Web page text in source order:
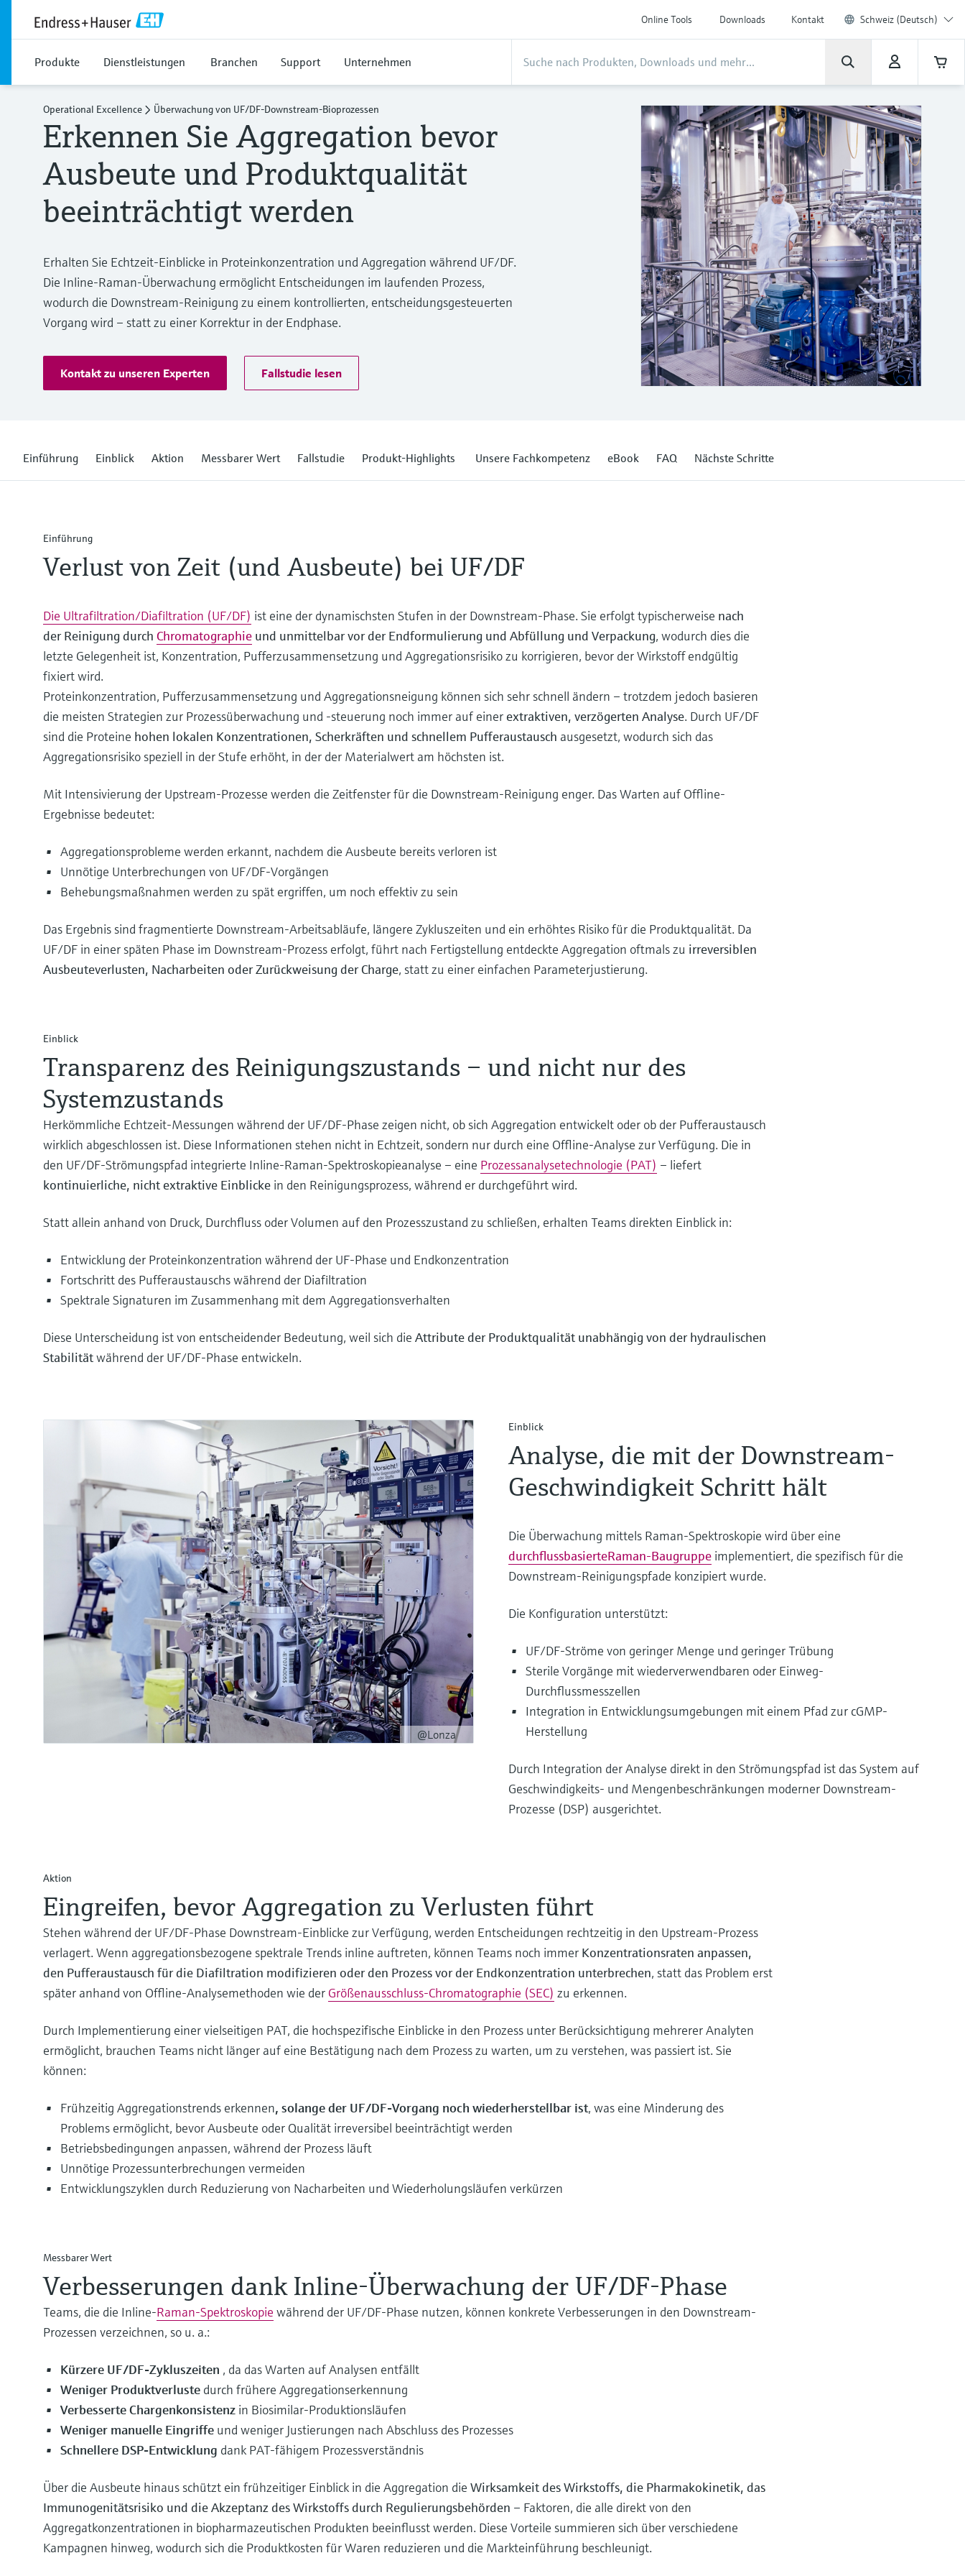
Online Tools Downloads Kontakt Schweiz (Deutsch)
Produkte Dienstleistungen Branchen Support Unternehmen
Operational Excellence Überwachung von UF/DF-Downstream-Bioprozessen
Erkennen Sie Aggregation bevor
Ausbeute und Produktqualität
beeinträchtigt werden
Erhalten Sie Echtzeit-Einblicke in Proteinkonzentration und Aggregation während UF/DF.
Die Inline-Raman-Überwachung ermöglicht Entscheidungen im laufenden Prozess,
wodurch die Downstream-Reinigung zu einem kontrollierten, entscheidungsgesteuerten
Vorgang wird – statt zu einer Korrektur in der Endphase.
Kontakt zu unseren Experten Fallstudie lesen
Einführung Einblick Aktion Messbarer Wert Fallstudie Produkt-Highlights Unsere Fachkompetenz eBook FAQ Nächste Schritte
Einführung
Verlust von Zeit (und Ausbeute) bei UF/DF
Die Ultrafiltration/Diafiltration (UF/DF) ist eine der dynamischsten Stufen in der Downstream-Phase. Sie erfolgt typischerweise nach
der Reinigung durch Chromatographie und unmittelbar vor der Endformulierung und Abfüllung und Verpackung, wodurch dies die
letzte Gelegenheit ist, Konzentration, Pufferzusammensetzung und Aggregationsrisiko zu korrigieren, bevor der Wirkstoff endgültig
fixiert wird.
Proteinkonzentration, Pufferzusammensetzung und Aggregationsneigung können sich sehr schnell ändern – trotzdem jedoch basieren
die meisten Strategien zur Prozessüberwachung und -steuerung noch immer auf einerextraktiven, verzögerten Analyse. Durch UF/DF
sind die Proteine hohen lokalen Konzentrationen, Scherkräften und schnellem Pufferaustausch ausgesetzt, wodurch sich das
Aggregationsrisiko speziell in der Stufe erhöht, in der der Materialwert am höchsten ist.
Mit Intensivierung der Upstream-Prozesse werden die Zeitfenster für die Downstream-Reinigung enger. Das Warten auf Offline-
Ergebnisse bedeutet:
Aggregationsprobleme werden erkannt, nachdem die Ausbeute bereits verloren ist
Unnötige Unterbrechungen von UF/DF-Vorgängen
Behebungsmaßnahmen werden zu spät ergriffen, um noch effektiv zu sein
Das Ergebnis sind fragmentierte Downstream-Arbeitsabläufe, längere Zykluszeiten und ein erhöhtes Risiko für die Produktqualität. Da
UF/DF in einer späten Phase im Downstream-Prozess erfolgt, führt nach Fertigstellung entdeckte Aggregation oftmals zu irreversiblen
Ausbeuteverlusten, Nacharbeiten oder Zurückweisung der Charge, statt zu einer einfachen Parameterjustierung.
Einblick
Transparenz des Reinigungszustands – und nicht nur des
Systemzustands
Herkömmliche Echtzeit-Messungen während der UF/DF-Phase zeigen nicht, ob sich Aggregation entwickelt oder ob der Pufferaustausch
wirklich abgeschlossen ist. Diese Informationen stehen nicht in Echtzeit, sondern nur durch eine Offline-Analyse zur Verfügung. Die in
den UF/DF-Strömungspfad integrierte Inline-Raman-Spektroskopieanalyse – eine Prozessanalysetechnologie (PAT) – liefert
kontinuierliche, nicht extraktive Einblicke in den Reinigungsprozess, während er durchgeführt wird.
Statt allein anhand von Druck, Durchfluss oder Volumen auf den Prozesszustand zu schließen, erhalten Teams direkten Einblick in:
Entwicklung der Proteinkonzentration während der UF-Phase und Endkonzentration
Fortschritt des Pufferaustauschs während der Diafiltration
Spektrale Signaturen im Zusammenhang mit dem Aggregationsverhalten
Diese Unterscheidung ist von entscheidender Bedeutung, weil sich die Attribute der Produktqualität unabhängig von der hydraulischen
Stabilitätwährend der UF/DF-Phase entwickeln.
@Lonza
Einblick
Analyse, die mit der Downstream-
Geschwindigkeit Schritt hält
Die Überwachung mittels Raman-Spektroskopie wird über eine
durchflussbasierteRaman-Baugruppe implementiert, die spezifisch für die
Downstream-Reinigungspfade konzipiert wurde.
Die Konfiguration unterstützt:
UF/DF-Ströme von geringer Menge und geringer Trübung
Sterile Vorgänge mit wiederverwendbaren oder Einweg-
Durchflussmesszellen
Integration in Entwicklungsumgebungen mit einem Pfad zur cGMP-
Herstellung
Durch Integration der Analyse direkt in den Strömungspfad ist das System auf
Geschwindigkeits- und Mengenbeschränkungen moderner Downstream-
Prozesse (DSP) ausgerichtet.
Aktion
Eingreifen, bevor Aggregation zu Verlusten führt
Stehen während der UF/DF-Phase Downstream-Einblicke zur Verfügung, werden Entscheidungen rechtzeitig in den Upstream-Prozess
verlagert. Wenn aggregationsbezogene spektrale Trends inline auftreten, können Teams noch immer Konzentrationsraten anpassen,
den Pufferaustausch für die Diafiltration modifizieren oder den Prozess vor der Endkonzentration unterbrechen, statt das Problem erst
später anhand von Offline-Analysemethoden wie der Größenausschluss-Chromatographie (SEC) zu erkennen.
Durch Implementierung einer vielseitigen PAT, die hochspezifische Einblicke in den Prozess unter Berücksichtigung mehrerer Analyten
ermöglicht, brauchen Teams nicht länger auf eine Bestätigung nach dem Prozess zu warten, um zu verstehen, was passiert ist. Sie
können:
Frühzeitig Aggregationstrends erkennen, solange der UF/DF-Vorgang noch wiederherstellbar ist, was eine Minderung des
Problems ermöglicht, bevor Ausbeute oder Qualität irreversibel beeinträchtigt werden
Betriebsbedingungen anpassen, während der Prozess läuft
Unnötige Prozessunterbrechungen vermeiden
Entwicklungszyklen durch Reduzierung von Nacharbeiten und Wiederholungsläufen verkürzen
Messbarer Wert
Verbesserungen dank Inline-Überwachung der UF/DF-Phase
Teams, die die Inline-Raman-Spektroskopie während der UF/DF-Phase nutzen, können konkrete Verbesserungen in den Downstream-
Prozessen verzeichnen, so u. a.:
Kürzere UF/DF-Zykluszeiten , da das Warten auf Analysen entfällt
Weniger Produktverluste durch frühere Aggregationserkennung
Verbesserte Chargenkonsistenz in Biosimilar-Produktionsläufen
Weniger manuelle Eingriffe und weniger Justierungen nach Abschluss des Prozesses
Schnellere DSP-Entwicklung dank PAT-fähigem Prozessverständnis
Über die Ausbeute hinaus schützt ein frühzeitiger Einblick in die Aggregation die Wirksamkeit des Wirkstoffs, die Pharmakokinetik, das
Immunogenitätsrisiko und die Akzeptanz des Wirkstoffs durch Regulierungsbehörden – Faktoren, die alle direkt von den
Aggregatkonzentrationen in biopharmazeutischen Produkten beeinflusst werden. Diese Vorteile summieren sich über verschiedene
Kampagnen hinweg, wodurch sich die Produktkosten für Waren reduzieren und die Markteinführung beschleunigt.